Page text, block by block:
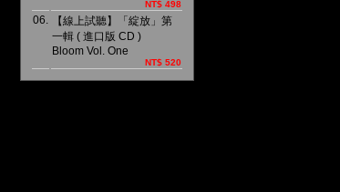
NT$ 498
06.
【線上試聽】「綻放」第
一輯 ( 進口版 CD )
Bloom Vol. One
NT$ 520